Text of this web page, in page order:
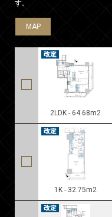
す。
MAP
2LDK - 64.68m2
MAP
1K - 32.75m2
MAP
MAP
MAP
MAP
MAP
MAP
MAP
MAP